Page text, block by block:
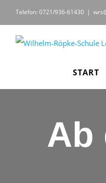
Inhalt
springen
Telefon: 0721/936-61430 |
START
Ab